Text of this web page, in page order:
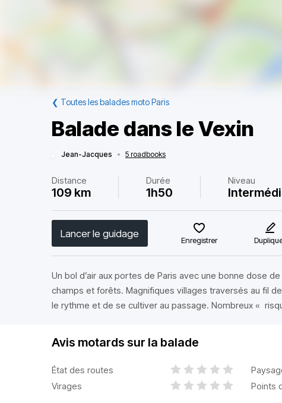
❮ Toutes les balades moto Paris
Balade dans le Vexin
Jean-Jacques • 5 roadbooks
Distance
109 km
Durée
1h50
Niveau
Lancer le guidage
Enregistrer
Un bol d’air aux portes de Paris avec une bonne dose
champs et forêts. Magnifiques villages traversés au fil
le rythme et de se cultiver au passage. Nombreux «
Avis motards sur la balade
État des routes
Virages
Points